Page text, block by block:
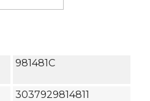
981481C
3037929814811